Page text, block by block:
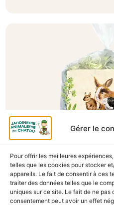
Gérer le
Pour offrir les meilleures
telles que les cookies pour stocker
appareils. Le fait de consentir à ces
traiter des données telles que le
uniques sur ce site. Le fait de ne pas
consentement peut avoir un effet
A
FOIN CAROTTES ET
En stock